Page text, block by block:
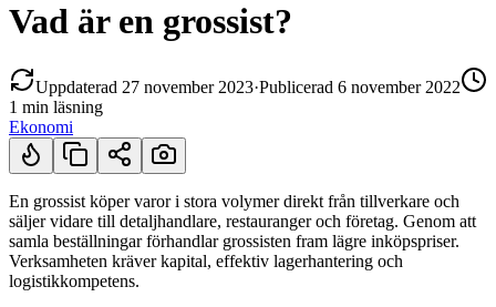
Vad är en grossist?
Uppdaterad 27 november 2023·Publicerad 6 november 2022
1 min läsning
Ekonomi
Kort svar
En grossist köper varor i stora volymer direkt från tillverkare och
säljer vidare till detaljhandlare, restauranger och företag. Genom att
samla beställningar förhandlar grossisten fram lägre inköpspriser.
Verksamheten kräver kapital, effektiv lagerhantering och
logistikkompetens.